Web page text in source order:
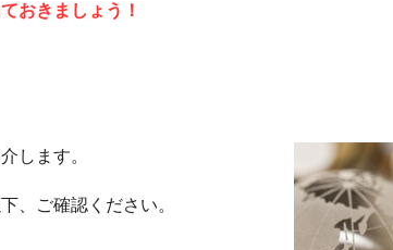
おきましょう！
します。
、ご確認ください。